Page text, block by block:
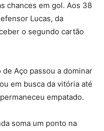
chances em gol. Aos 38
Lucas, da
o segundo cartão
de Aço passou a dominar
em busca da vitória até
empatado.
soma um ponto na